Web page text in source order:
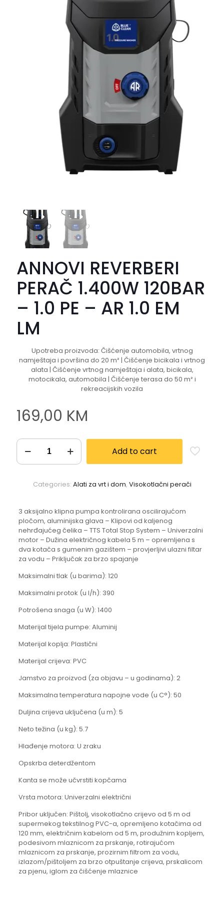
ANNOVI REVERBERI
PERAČ 1.400W 120BAR
– 1.0 PE – AR 1.0 EM
LM
Upotreba proizvoda: Čišćenje automobila, vrtnog
namještaja i površina do 20 m² | Čišćenje bicikala i vrtnog
alata | Čišćenje vrtnog namještaja i alata, bicikala,
motocikala, automobila | Čišćenje terasa do 50 m² i
rekreacijskih vozila
169,00 KM
Add to cart
Categories: Alati za vrt i dom, Visokotlačni perači
3 aksijalno klipna pumpa kontrolirana oscilirajućom
pločom, aluminijska glava – Klipovi od kaljenog
nehrđajućeg čelika – TTS Total Stop System – Univerzalni
motor – Dužina električnog kabela 5 m – opremljena s
dva kotača s gumenim gazištem – provjerljivi ulazni filtar
za vodu – Priključak za brzo spajanje
Maksimalni tlak (u barima): 120
Maksimalni protok (u l/h): 390
Potrošena snaga (u W): 1400
Materijal tijela pumpe: Aluminij
Materijal koplja: Plastični
Materijal crijeva: PVC
Jamstvo za proizvod (za objavu – u godinama): 2
Maksimalna temperatura napojne vode (u C°): 50
Duljina crijeva uključena (u m): 5
Neto težina (u kg): 5.7
Hlađenje motora: U zraku
Opskrba deterdžentom
Kanta se može učvrstiti kopčama
Vrsta motora: Univerzalni električni
Pribor uključen: Pištolj, visokotlačno crijevo od 5 m od
supermekog tekstilnog PVC-a, opremljeno kotačima od
120 mm, električnim kabelom od 5 m, produžnim kopljem,
podesivom mlaznicom za prskanje, rotirajućom
mlaznicom za prskanje, prozirnim filtrom za vodu,
izlazom/pištoljem za brzo otpuštanje crijeva, prskalicom
za pjenu, iglom za čišćenje mlaznice